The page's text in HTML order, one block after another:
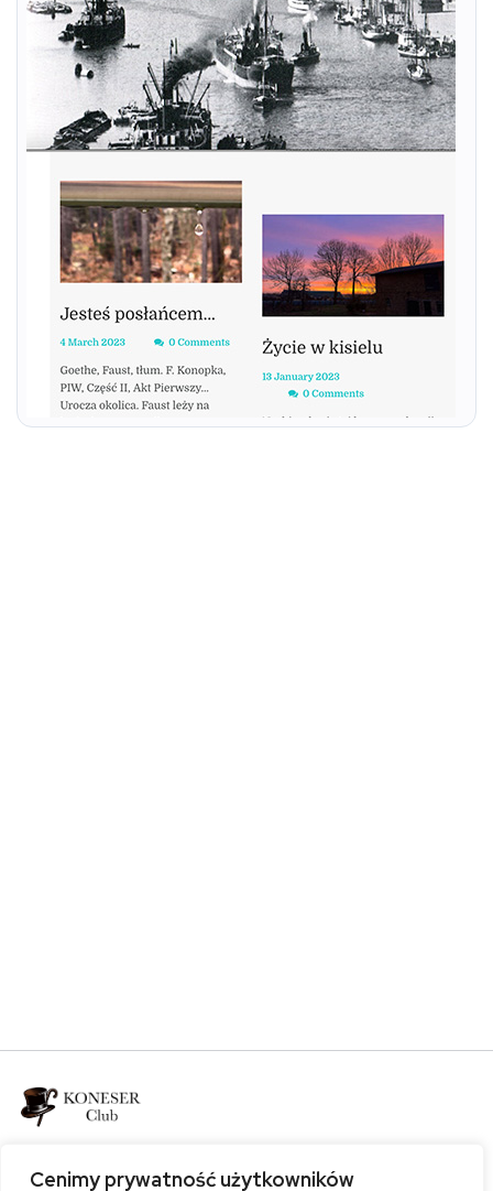
Cenimy prywatność użytkowników
Bądź z nami